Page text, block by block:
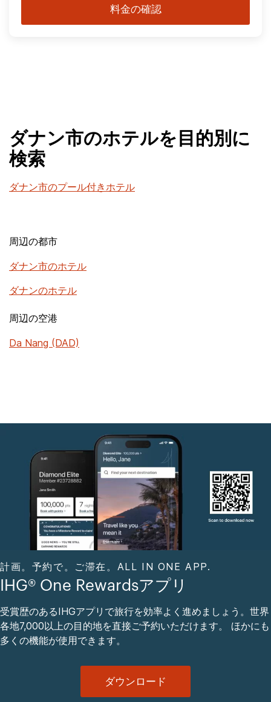
料金の確認
ダナン市のホテルを目的別に
検索
ダナン市のプール付きホテル
周辺の都市
ダナン市のホテル
ダナンのホテル
周辺の空港
Da Nang (DAD)
計画。予約で。ご滞在。ALL IN ONE APP.
IHG® One Rewardsアプリ
受賞歴のあるIHGアプリで旅行を効率よく進めましょう。世界
各地7,000以上の目的地を直接ご予約いただけます。 ほかにも
多くの機能が使用できます。
ダウンロード